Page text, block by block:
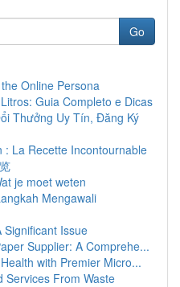
Go
Online Persona
Guia Completo e Dicas
Thưởng Uy Tín, Đăng Ký
: La Recette Incontournable
je moet weten
Mengawali
Significant Issue
Supplier: A Comprehe...
with Premier Micro...
Services From Waste